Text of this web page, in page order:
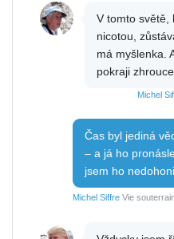
V tomto světě,
nicotou,
má myšlenka.
pokraji
Michel
Čas byl jediná
– a já ho
jsem ho
Michel Siffre Vie